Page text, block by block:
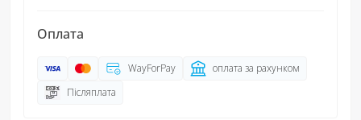
Оплата
WayForPay
оплата за рахунком
Післяплата